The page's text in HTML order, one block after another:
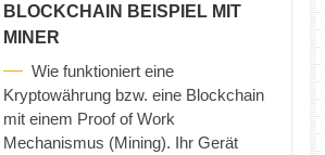
BLOCKCHAIN BEISPIEL MIT
MINER
Wie funktioniert eine
Kryptowährung bzw. eine Blockchain
mit einem Proof of Work
Mechanismus (Mining). Ihr Gerät